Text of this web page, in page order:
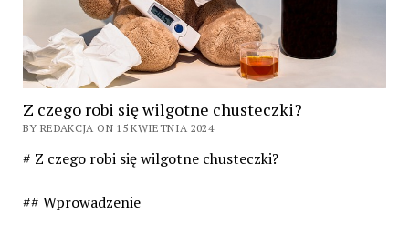
Z czego robi się wilgotne chusteczki?
BY REDAKCJA ON 15 KWIETNIA 2024
# Z czego robi się wilgotne chusteczki?
## Wprowadzenie